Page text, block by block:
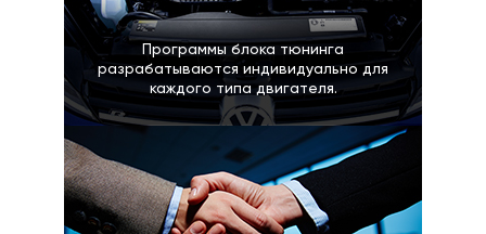
Программы блока тюнинга
разрабатываются индивидуально для
каждого типа двигателя.